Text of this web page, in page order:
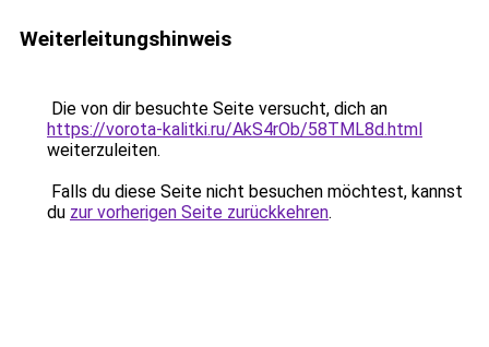
Weiterleitungshinweis
Die von dir besuchte Seite versucht, dich an
https://vorota-kalitki.ru/AkS4rOb/58TML8d.html
weiterzuleiten.
Falls du diese Seite nicht besuchen möchtest, kannst
du zur vorherigen Seite zurückkehren.